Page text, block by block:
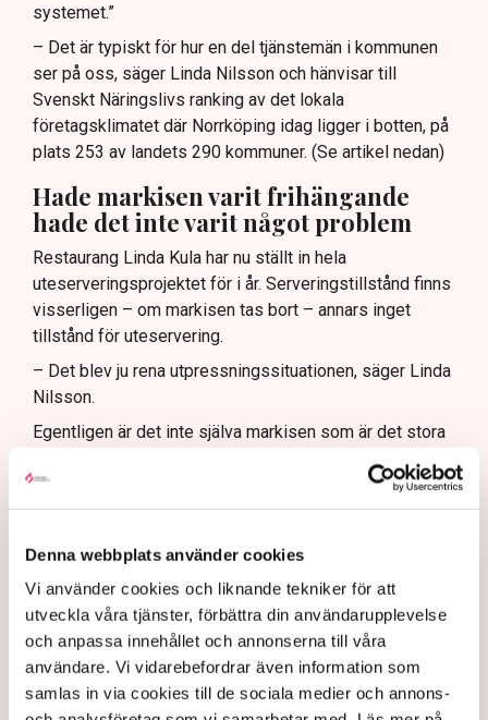
Denna webbplats använder cookies
Vi använder cookies och liknande tekniker för att
utveckla våra tjänster, förbättra din användarupplevelse
och anpassa innehållet och annonserna till våra
användare. Vi vidarebefordrar även information som
samlas in via cookies till de sociala medier och annons-
systemet.”
– Det är typiskt för hur en del tjänstemän i kommunen
ser på oss, säger Linda Nilsson och hänvisar till
Svenskt Näringslivs ranking av det lokala
företagsklimatet där Norrköping idag ligger i botten, på
plats 253 av landets 290 kommuner. (Se artikel nedan)
Hade markisen varit frihängande
hade det inte varit något problem
Restaurang Linda Kula har nu ställt in hela
uteserveringsprojektet för i år. Serveringstillstånd finns
visserligen – om markisen tas bort – annars inget
tillstånd för uteservering.
– Det blev ju rena utpressningssituationen, säger Linda
Nilsson.
Egentligen är det inte själva markisen som är det stora
problemet, det är de fyra benen som när markisen är
utfälld vilar på den kommunala marken. Om markisen
hade klarat sig utan stödben, varit frihängande, då hade
de nya riktlinjerna, suckar hon.
De kraftiga protesterna från många av stadens krögare
mot de nya riktlinjerna har fått Norrköpings kommun att
backa ett steg och ge en del av restaurangerna
uppskov med rivningen av olika konstruktioner vid